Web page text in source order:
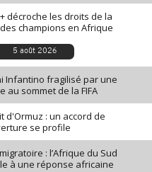
décroche les droits de la
champions en Afrique
5 août 2026
Infantino fragilisé par une
au sommet de la FIFA
d'Ormuz : un accord de
se profile
: l’Afrique du Sud
à une réponse africaine